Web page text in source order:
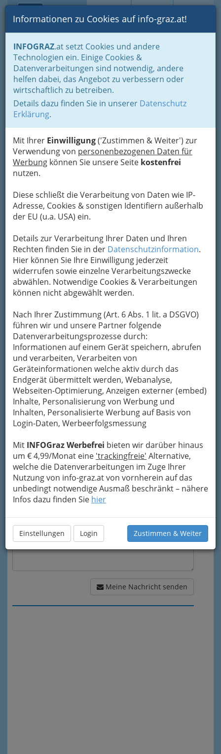
Suche Login Toggle
Informationen zu Cookies auf info-graz.at!
INFOGRAZ.at setzt Cookies und andere
Technologien ein. Einige Cookies &
Datenverarbeitungen sind notwendig, andere
helfen dabei, das Angebot zu verbessern oder
wirtschaftlich zu betreiben.
Details dazu finden Sie in unserer Datenschutz
Erklärung.
Mit Ihrer Einwilligung('Zustimmen & Weiter') zur
Verwendung von personenbezogenen Daten für
Werbung können Sie unsere Seite kostenfrei
nutzen.
Diese schließt die Verarbeitung von Daten wie IP-
Adresse, Cookies & sonstigen Identifiern außerhalb
der EU (u.a. USA) ein.
Details zur Verarbeitung Ihrer Daten und Ihren
Rechten finden Sie in der Datenschutzinformation.
Hier können Sie Ihre Einwilligung jederzeit
widerrufen sowie einzelne Verarbeitungszwecke
abwählen. Notwendige Cookies & Verarbeitungen
können nicht abgewählt werden.
Nach Ihrer Zustimmung (Art. 6 Abs. 1 lit. a DSGVO)
führen wir und unsere Partner folgende
Datenverarbeitungsprozesse durch:
Informationen auf einem Gerät speichern, abrufen
und verarbeiten, Verarbeiten von
Geräteinformationen welche aktiv durch das
Endgerät übermittelt werden, Webanalyse,
Webseiten-Optimierung, Anzeigen externer (embed)
Inhalte, Personalisierung von Werbung und
Inhalten, Personalisierte Werbung auf Basis von
Login-Daten, Werbeerfolgsmessung
Mit INFOGraz Werbefrei bieten wir darüber hinaus
um € 4,99/Monat eine 'trackingfreie' Alternative,
welche die Datenverarbeitungen im Zuge Ihrer
Nutzung von info-graz.at von vornherein auf das
unbedingt notwendige Ausmaß beschränkt – nähere
Infos dazu finden Sie hier
Einstellungen Login Zustimmen & Weiter
Home Branchen
Bauen - der Weg zum eigenen Haus
Bäder - Pools - Badezimmer
SCHARTEL Schwimmbad &
Wellness
Peter-Rosegger-Straße 59, 8052 Graz
+43 316 583 100
+43 316 583 100 - 6
Gutschein
Karte
Adresse mit Google Maps anschauen
Kontaktaufnahme
Um die Info-Graz Firmenvor Spam-Mails zu
bewahren , verwenden wir an dieser Stelle zur
Übermittlung Ihrer Nachricht ein sicheres
Formular. Ihre Nachricht wird nach dem
Absenden umgehend per Mail an das
Unternehmen SCHARTEL Schwimmbad &
Wellness weitergeleitet.
Mein Name
Meine Email Adresse
Meine Nachricht
Meine Nachricht senden